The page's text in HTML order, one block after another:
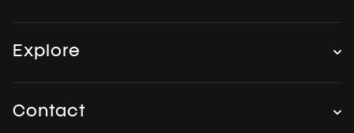
Explore
Contact